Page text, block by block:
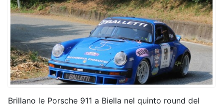
Brillano le Porsche 911 a Biella nel quinto round del